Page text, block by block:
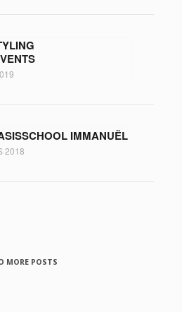
IMMANUËL
2018
MORE POSTS